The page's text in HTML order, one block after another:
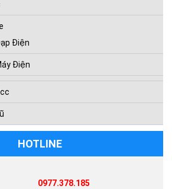
Điện
Điện
HOTLINE
0977.378.185